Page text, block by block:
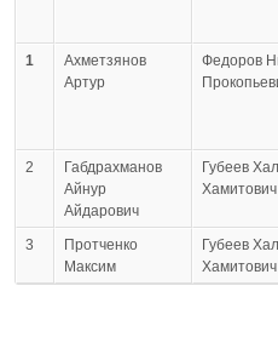
1
Ахметзянов
Артур
Федоров
2
Габдрахманов
Айнур
Айдарович
Губеев
3
Протченко
Максим
Губеев